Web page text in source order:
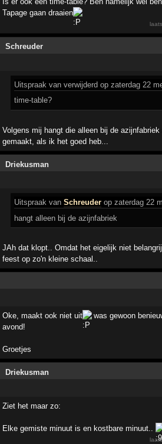
Tapage gaan draaien
Schreuder
Uitspraak van verwijderd op zaterdag 22
time-table?
Volgens mij hangt die alleen bij de
gemaakt, als ik het goed heb...
Driekusman
Uitspraak vanSchreuder op zaterdag 22
hangt alleen bij de azijnfabriek
JAh dat klopt.. Omdat het eigelijk niet
feest op zo'n kleine schaal..
Oke, maakt ook niet uit
was gewoon
avond!
Groetjes
Driekusman
Ziet het maar zo:
Elke gemiste minuut is en kostbare minuut..